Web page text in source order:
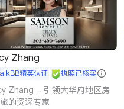
Zhang
精英认证 执照已核实
Zhang - 引领大华府地区房
的资深专家